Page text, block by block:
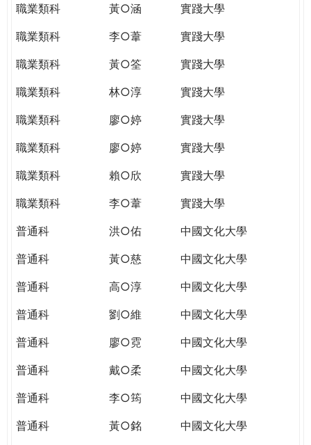
職業類科
黃○涵
實踐大學
職業類科
李○葦
實踐大學
職業類科
黃○筌
實踐大學
職業類科
林○淳
實踐大學
職業類科
廖○婷
實踐大學
職業類科
廖○婷
實踐大學
職業類科
賴○欣
實踐大學
職業類科
李○葦
實踐大學
普通科
洪○佑
中國文化大學
普通科
黃○慈
中國文化大學
普通科
高○淳
中國文化大學
普通科
劉○維
中國文化大學
普通科
廖○霓
中國文化大學
普通科
戴○柔
中國文化大學
普通科
李○筠
中國文化大學
普通科
黃○銘
中國文化大學